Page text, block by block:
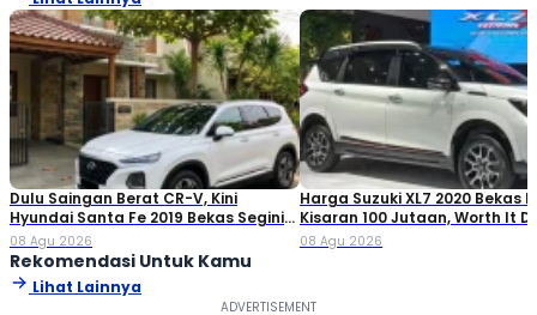
Dulu Saingan Berat CR-V, Kini
Hyundai Santa Fe 2019 Bekas Segini
Harganya
08 Agu 2026
Harga Suzuki XL7 2020 Bekas
Kisaran 100 Jutaan, Worth It
08 Agu 2026
Rekomendasi Untuk Kamu
Lihat Lainnya